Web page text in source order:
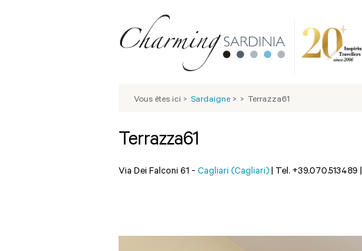
Vous êtes ici > Sardaigne > > Terrazza61
Terrazza61
Via Dei Falconi 61 - Cagliari (Cagliari) | Tel. +39.070.513489 |